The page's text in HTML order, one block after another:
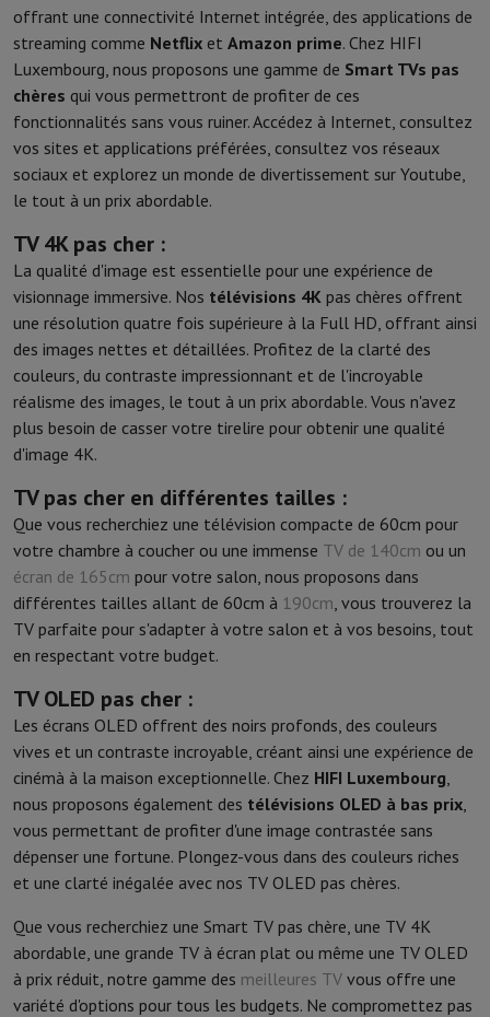
offrant une connectivité Internet intégrée, des applications de
streaming comme Netflix et Amazon prime. Chez HIFI
Luxembourg, nous proposons une gamme de Smart TVs pas
chères qui vous permettront de profiter de ces
fonctionnalités sans vous ruiner. Accédez à Internet, consultez
vos sites et applications préférées, consultez vos réseaux
sociaux et explorez un monde de divertissement sur Youtube,
le tout à un prix abordable.
TV 4K pas cher :
La qualité d'image est essentielle pour une expérience de
visionnage immersive. Nos télévisions 4K pas chères offrent
une résolution quatre fois supérieure à la Full HD, offrant ainsi
des images nettes et détaillées. Profitez de la clarté des
couleurs, du contraste impressionnant et de l'incroyable
réalisme des images, le tout à un prix abordable. Vous n'avez
plus besoin de casser votre tirelire pour obtenir une qualité
d'image 4K.
TV pas cher en différentes tailles :
Que vous recherchiez une télévision compacte de 60cm pour
votre chambre à coucher ou une immense TV de 140cm ou un
écran de 165cm pour votre salon, nous proposons dans
différentes tailles allant de 60cm à 190cm, vous trouverez la
TV parfaite pour s'adapter à votre salon et à vos besoins, tout
en respectant votre budget.
TV OLED pas cher :
Les écrans OLED offrent des noirs profonds, des couleurs
vives et un contraste incroyable, créant ainsi une expérience de
cinémà à la maison exceptionnelle. Chez HIFI Luxembourg,
nous proposons également des télévisions OLED à bas prix,
vous permettant de profiter d'une image contrastée sans
dépenser une fortune. Plongez-vous dans des couleurs riches
et une clarté inégalée avec nos TV OLED pas chères.
Que vous recherchiez une Smart TV pas chère, une TV 4K
abordable, une grande TV à écran plat ou même une TV OLED
à prix réduit, notre gamme des meilleures TV vous offre une
variété d'options pour tous les budgets. Ne compromettez pas